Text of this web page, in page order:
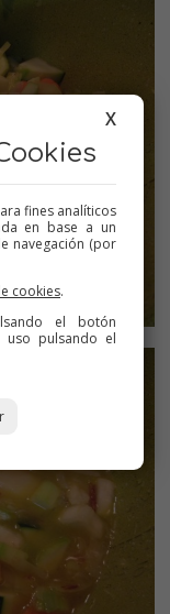
X
fines analíticos
en base a un
navegación (por
cookies.
el botón
uso pulsando el